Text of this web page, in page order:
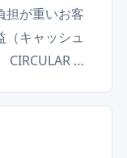
担が重いお客
（キャッシュ
CIRCULAR …